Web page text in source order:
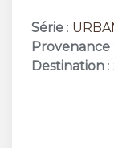
Série :
Provenance
Destination :